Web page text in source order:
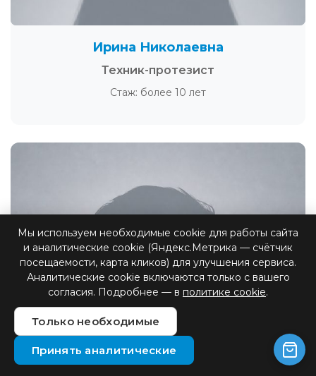
Ирина Николаевна
Техник-протезист
Стаж: более 10 лет
Антон Васильевич
Техник-протезист
Стаж: более 5 лет
Мы используем необходимые cookie для работы сайта
и аналитические cookie (Яндекс.Метрика — счётчик
посещаемости, карта кликов) для улучшения сервиса.
Аналитические cookie включаются только с вашего
согласия. Подробнее — в политике cookie.
Только необходимые
Принять аналитические